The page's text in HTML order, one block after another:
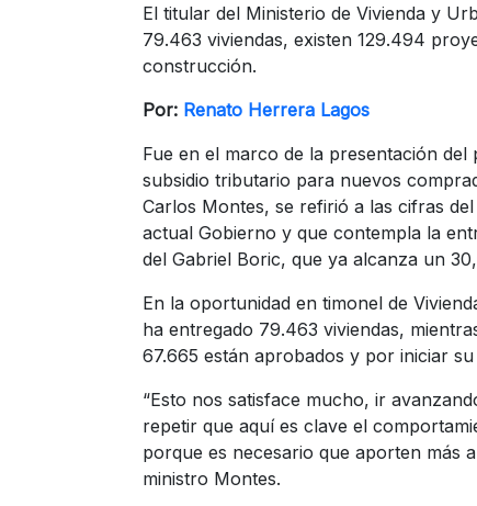
El titular del Ministerio de Vivienda y
79.463 viviendas, existen 129.494
construcción.
Por: Renato Herrera Lagos
Fue en el marco de la presentación
subsidio tributario para nuevos
Carlos Montes, se refirió a las cifras del
actual Gobierno y que contempla la
del Gabriel Boric, que ya alcanza un
En la oportunidad en timonel de
ha entregado 79.463 viviendas,
67.665 están aprobados y por iniciar
“Esto nos satisface mucho, ir
repetir que aquí es clave el
porque es necesario que aporten más
ministro Montes.